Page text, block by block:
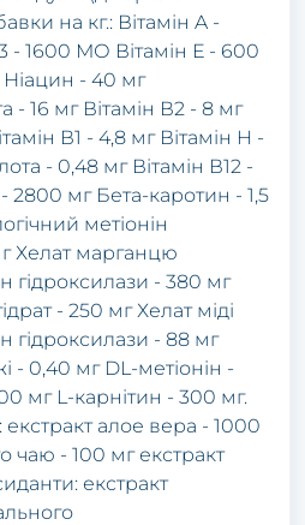
на кг.: Вітамін A -
- 1600 МО Вітамін Е - 600
Ніацин - 40 мг
- 16 мг Вітамін В2 - 8 мг
В1 - 4,8 мг Вітамін H -
- 0,48 мг Вітамін В12 -
2800 мг Бета-каротин - 1,5
метіонін
Хелат марганцю
гідроксилази - 380 мг
- 250 мг Хелат міді
гідроксилази - 88 мг
- 0,40 мг DL-метіонін -
мг L-карнітин - 300 мг.
алое вера - 1000
чаю - 100 мг екстракт
екстракт